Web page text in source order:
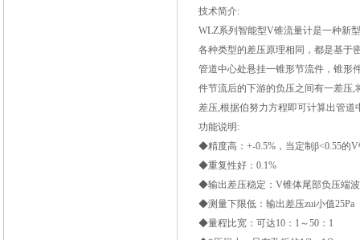
技术简介:
WLZ系列智能型V锥流量计是一种新
各种类型的差压原理相同，都是基于
管道中心处悬挂一锥形节流件，锥形
件节流后的下游的负压之间有一差压,
差压,根据伯努力方程即可计算出管道
功能说明:
◆精度高：+-0.5%，当定制β<0.55的
◆重复性好：0.1%
◆输出差压稳定：V锥体尾部负压端
◆测量下限低：输出差压zui小值25Pa
◆量程比宽：可达10：1～50：1